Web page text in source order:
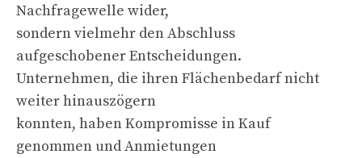
Nachfragewelle wider,
sondern vielmehr den Abschluss
aufgeschobener Entscheidungen.
Unternehmen, die ihren Flächenbedarf nicht
weiter hinauszögern
konnten, haben Kompromisse in Kauf
genommen und Anmietungen